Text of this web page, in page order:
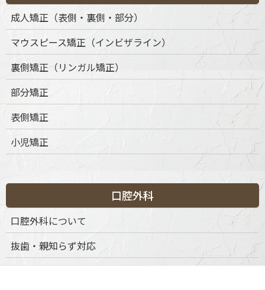
成人矯正（表側・裏側・部分）
マウスピース矯正（インビザライン）
裏側矯正（リンガル矯正）
部分矯正
表側矯正
小児矯正
口腔外科
口腔外科について
抜歯・親知らず対応
歯ぎしり・食いしばり